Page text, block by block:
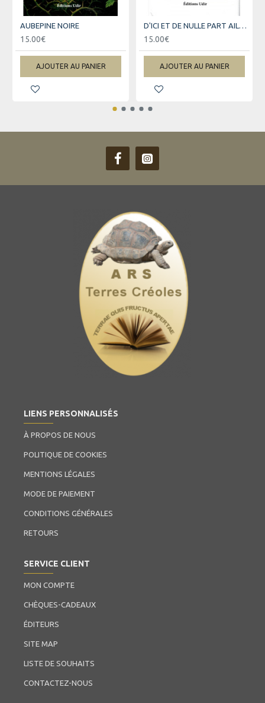
AUBEPINE NOIRE
15.00€
AJOUTER AU PANIER
D'ICI ET DE NULLE PART AILLEURS
15.00€
AJOUTER AU PANIER
LIENS PERSONNALISÉS
À PROPOS DE NOUS
POLITIQUE DE COOKIES
MENTIONS LÉGALES
MODE DE PAIEMENT
CONDITIONS GÉNÉRALES
RETOURS
SERVICE CLIENT
MON COMPTE
CHÈQUES-CADEAUX
ÉDITEURS
SITE MAP
LISTE DE SOUHAITS
CONTACTEZ-NOUS